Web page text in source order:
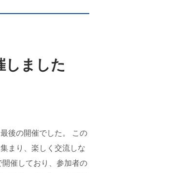
しました
後の開催でした。 この
まり、楽しく交流しな
催しており、参加者の